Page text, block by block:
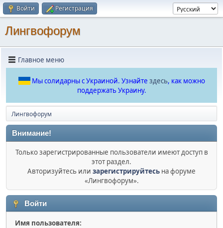
Войти Регистрация
Лингвофорум
Главное меню
Мы солидарны с Украиной. Узнайте здесь, как можно
поддержать Украину.
Лингвофорум
Внимание!
Только зарегистрированные пользователи имеют доступ в
этот раздел.
Авторизуйтесь или зарегистрируйтесь на форуме
«Лингвофорум».
Войти
Имя пользователя: